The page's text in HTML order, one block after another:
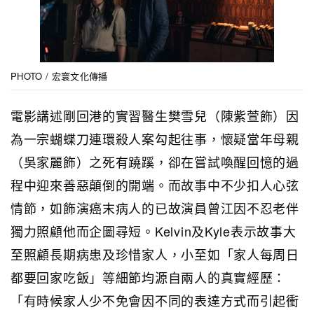
PHOTO / 宏寰文化傳播
電影講述剛回港的實習醫生樊雪兒（陳紫萱飾）因
為一宗蝴蝶刀連環殺人案勾起往事，懷疑當年母親
（吳家麗飾）之死有蹺蹊，卻在嘗試喚醒回憶的過
程中迎來善惡顛倒的開端。而故事中不少扣人心弦
情節，如飾演癌末病人的已故演員曾江因不忍老伴
獨力照顧他而企圖尋短。Kelvin及Kyle表示故事大
至照顧長期病患及珍惜家人，小至如「家人每周日
都要回家吃飯」等細節均源自兩人的真實經歷：
「有時候家人少不免會因不同的表達方式而引起衝